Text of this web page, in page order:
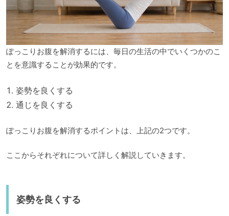
ぽっこりお腹を解消するには、毎日の生活の中でいくつかのこ
とを意識することが効果的です。
姿勢を良くする
通じを良くする
ぽっこりお腹を解消するポイントは、上記の2つです。
ここからそれぞれについて詳しく解説していきます。
姿勢を良くする